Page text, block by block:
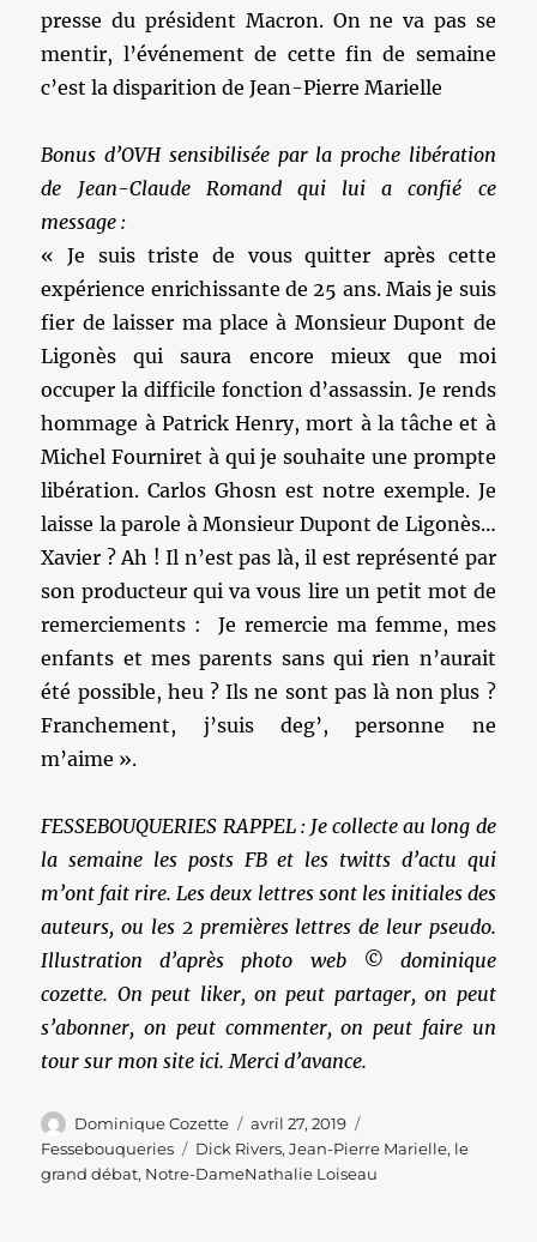
presse du président Macron. On ne va pas se
mentir, l’événement de cette fin de semaine
c’est la disparition de Jean-Pierre Marielle
Bonus d’OVH sensibilisée par la proche libération
de Jean-Claude Romand qui lui a confié ce
message :
« Je suis triste de vous quitter après cette
expérience enrichissante de 25 ans. Mais je suis
fier de laisser ma place à Monsieur Dupont de
Ligonès qui saura encore mieux que moi
occuper la difficile fonction d’assassin. Je rends
hommage à Patrick Henry, mort à la tâche et à
Michel Fourniret à qui je souhaite une prompte
libération. Carlos Ghosn est notre exemple. Je
laisse la parole à Monsieur Dupont de Ligonès…
Xavier ? Ah ! Il n’est pas là, il est représenté par
son producteur qui va vous lire un petit mot de
remerciements : Je remercie ma femme, mes
enfants et mes parents sans qui rien n’aurait
été possible, heu ? Ils ne sont pas là non plus ?
Franchement, j’suis deg’, personne ne
m’aime ».
FESSEBOUQUERIES RAPPEL : Je collecte au long de
la semaine les posts FB et les twitts d’actu qui
m’ont fait rire. Les deux lettres sont les initiales des
auteurs, ou les 2 premières lettres de leur pseudo.
Illustration d’après photo web © dominique
cozette. On peut liker, on peut partager, on peut
s’abonner, on peut commenter, on peut faire un
tour sur mon site ici. Merci d’avance.
Auteur
Dominique Cozette
Publié
le
avril 27, 2019
Fessebouqueries
Étiquettes
Dick Rivers,Jean-Pierre Marielle, le
grand débat, Notre-DameNathalie Loiseau